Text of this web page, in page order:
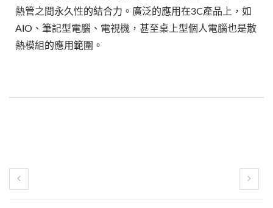
熱管之間永久性的結合力。廣泛的應用在3C產品上，如
AIO、筆記型電腦、電視機，甚至桌上型個人電腦也是散
熱模組的應用範圍。